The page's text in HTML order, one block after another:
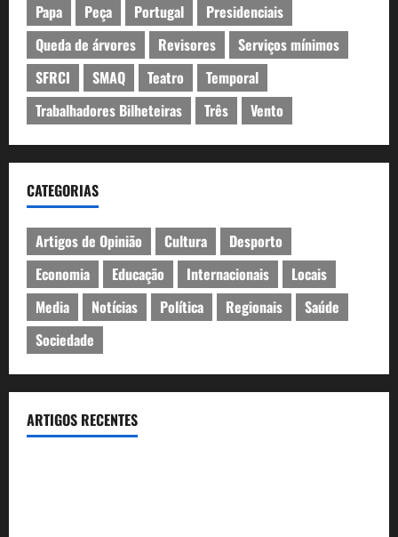
Papa
Peça Portugal
Presidenciais
Queda de árvores
Revisores
Serviços mínimos
SFRCI
SMAQ Teatro
Temporal
Trabalhadores Bilheteiras
Três Vento
CATEGORIAS
Artigos de Opinião Cultura
Desporto
Economia
Educação Internacionais
Locais
Media
Notícias Política Regionais
Saúde
Sociedade
ARTIGOS RECENTES